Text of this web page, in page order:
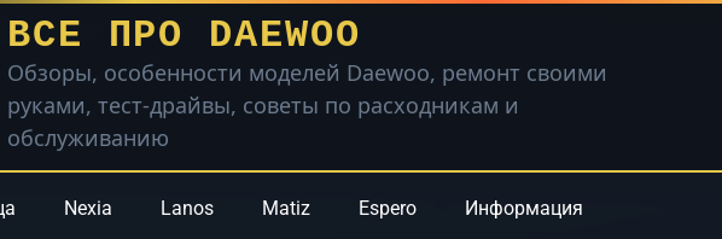
ВСЕ ПРО DAEWOO
Обзоры, особенности моделей Daewoo, ремонт своими
руками, тест-драйвы, советы по расходникам и
обслуживанию
Nexia Lanos Matiz Espero Информация